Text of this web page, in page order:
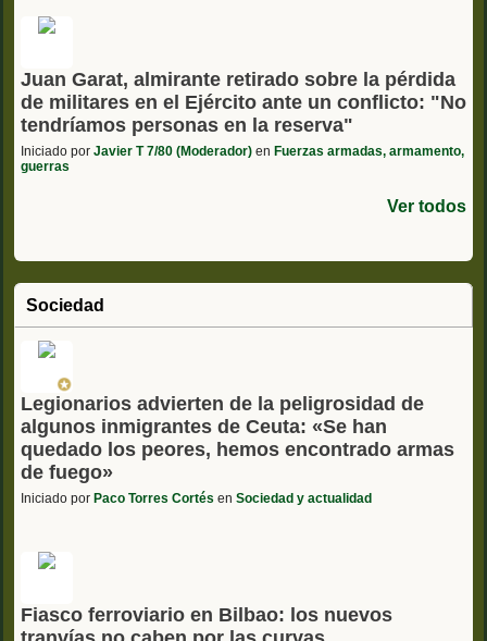
Juan Garat, almirante retirado sobre la pérdida
de militares en el Ejército ante un conflicto: "No
tendríamos personas en la reserva"
Iniciado por Javier T 7/80 (Moderador) en Fuerzas armadas, armamento,
guerras
Ver todos
Sociedad
Legionarios advierten de la peligrosidad de
algunos inmigrantes de Ceuta: «Se han
quedado los peores, hemos encontrado armas
de fuego»
Iniciado por Paco Torres Cortés en Sociedad y actualidad
Fiasco ferroviario en Bilbao: los nuevos